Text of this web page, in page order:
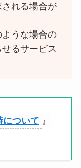
れる場合が
うな場合の
るサービス
ついて 』